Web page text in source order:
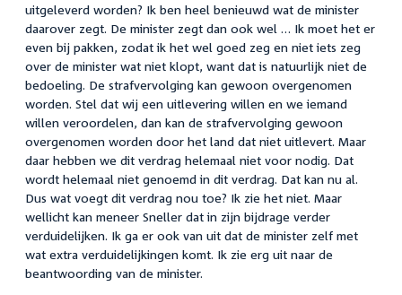
uitgeleverd worden? Ik ben heel benieuwd wat de minister
daarover zegt. De minister zegt dan ook wel … Ik moet het er
even bij pakken, zodat ik het wel goed zeg en niet iets zeg
over de minister wat niet klopt, want dat is natuurlijk niet de
bedoeling. De strafvervolging kan gewoon overgenomen
worden. Stel dat wij een uitlevering willen en we iemand
willen veroordelen, dan kan de strafvervolging gewoon
overgenomen worden door het land dat niet uitlevert. Maar
daar hebben we dit verdrag helemaal niet voor nodig. Dat
wordt helemaal niet genoemd in dit verdrag. Dat kan nu al.
Dus wat voegt dit verdrag nou toe? Ik zie het niet. Maar
wellicht kan meneer Sneller dat in zijn bijdrage verder
verduidelijken. Ik ga er ook van uit dat de minister zelf met
wat extra verduidelijkingen komt. Ik zie erg uit naar de
beantwoording van de minister.